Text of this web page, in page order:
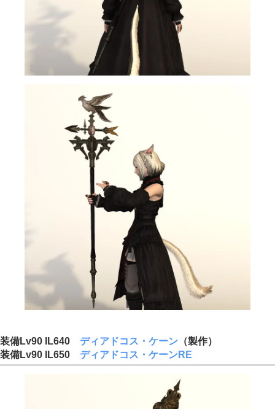
装備Lv90 IL640 ディアドコス・ケーン （製作）
装備Lv90 IL650 ディアドコス・ケーンRE